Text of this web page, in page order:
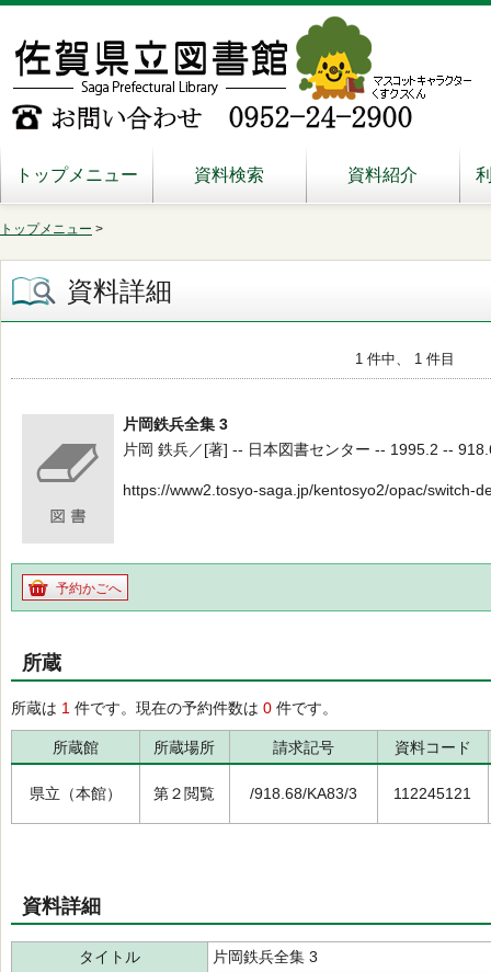
トップメニュー 資料検索 資料紹介
トップメニュー >
資料詳細
1 件中、 1 件目
片岡鉄兵全集 3
片岡 鉄兵／[著] -- 日本図書センター -- 1995.2 --
https://www2.tosyo-saga.jp/kentosyo2/opac/switch-
予約かごへ
所蔵
所蔵は 1 件です。現在の予約件数は 0 件です。
所蔵館 所蔵場所 請求記号 資料コード
県立（本館） 第２閲覧 /918.68/KA83/3 112245121
資料詳細
タイトル
片岡鉄兵全集 3